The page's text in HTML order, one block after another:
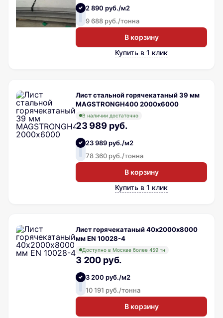
2 890 руб./м2
9 688 руб./тонна
В корзину
Купить в 1 клик
Лист стальной горячекатаный 39 мм
MAGSTRONGH400 2000х6000
В наличии достаточно
23 989 руб.
23 989 руб./м2
78 360 руб./тонна
В корзину
Купить в 1 клик
Лист горячекатаный 40х2000х8000
мм EN 10028-4
Доступно в Москве более 459 тн
3 200 руб.
3 200 руб./м2
10 191 руб./тонна
В корзину